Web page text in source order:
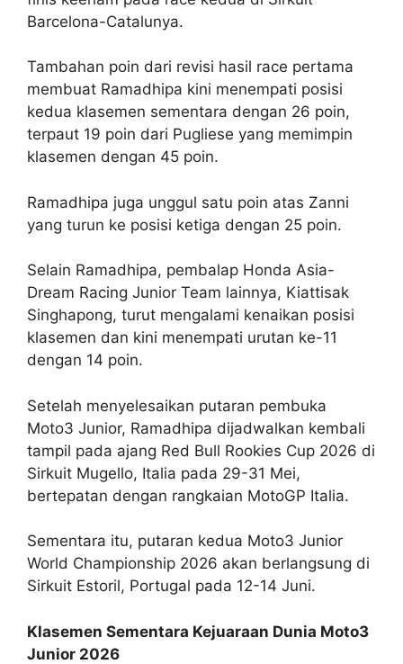
Barcelona-Catalunya.
Tambahan poin dari revisi hasil race pertama
membuat Ramadhipa kini menempati posisi
kedua klasemen sementara dengan 26 poin,
terpaut 19 poin dari Pugliese yang memimpin
klasemen dengan 45 poin.
Ramadhipa juga unggul satu poin atas Zanni
yang turun ke posisi ketiga dengan 25 poin.
Selain Ramadhipa, pembalap Honda Asia-
Dream Racing Junior Team lainnya, Kiattisak
Singhapong, turut mengalami kenaikan posisi
klasemen dan kini menempati urutan ke-11
dengan 14 poin.
Setelah menyelesaikan putaran pembuka
Moto3 Junior, Ramadhipa dijadwalkan kembali
tampil pada ajang Red Bull Rookies Cup 2026 di
Sirkuit Mugello, Italia pada 29-31 Mei,
bertepatan dengan rangkaian MotoGP Italia.
Sementara itu, putaran kedua Moto3 Junior
World Championship 2026 akan berlangsung di
Sirkuit Estoril, Portugal pada 12-14 Juni.
Klasemen Sementara Kejuaraan Dunia Moto3
Junior 2026